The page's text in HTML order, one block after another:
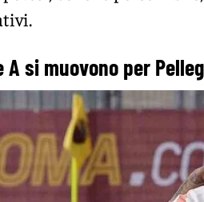
A si muovono per